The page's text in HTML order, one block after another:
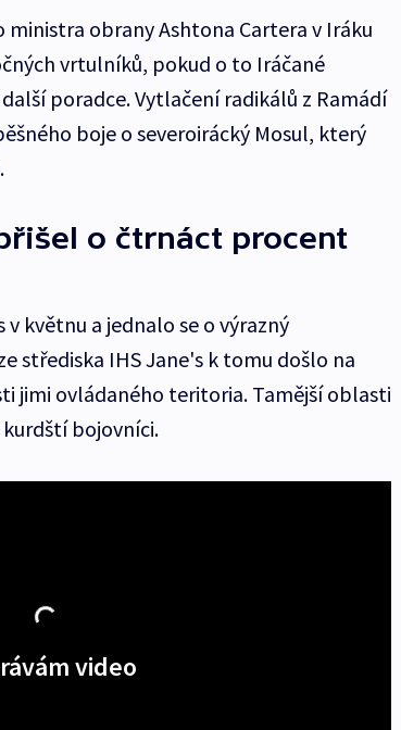
ministra obrany Ashtona Cartera v Iráku
vrtulníků, pokud o to Iráčané
poradce. Vytlačení radikálů z Ramádí
boje o severoirácký Mosul, který
o čtrnáct procent
květnu a jednalo se o výrazný
střediska IHS Jane's k tomu došlo na
jimi ovládaného teritoria. Tamější oblasti
bojovníci.
video